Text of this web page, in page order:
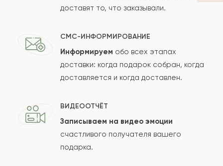
Сколько будет
Отзыв будет опубликован после проверки.
Проверяем на спам.
доставят то, что заказывали.
СМС-ИНФОРМИРОВАНИЕ
Информируем обо всех этапах
доставки: когда подарок собран, когда
доставляется и когда доставлен.
ВИДЕООТЧЁТ
Записываем на видео эмоции
счастливого получателя вашего
подарка.